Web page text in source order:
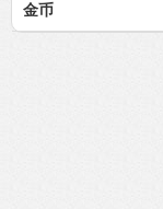
金币